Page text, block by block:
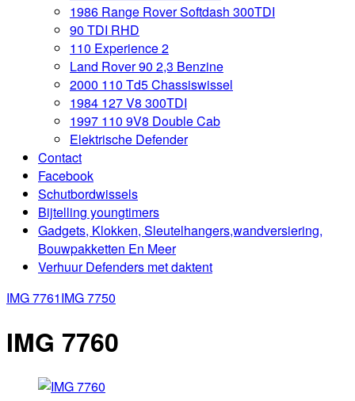
1986 Range Rover Softdash 300TDI
90 TDI RHD
110 Experience 2
Land Rover 90 2,3 Benzine
2000 110 Td5 Chassiswissel
1984 127 V8 300TDI
1997 110 9V8 Double Cab
Elektrische Defender
Contact
Facebook
Schutbordwissels
Bijtelling youngtimers
Gadgets, Klokken, Sleutelhangers,wandversiering,
Bouwpakketten En Meer
Verhuur Defenders met daktent
IMG 7761IMG 7750
IMG 7760